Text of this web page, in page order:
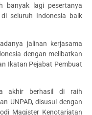
banyak lagi pesertanya
seluruh Indonesia baik
jalinan kerjasama
dengan melibatkan
Ikatan Pejabat Pembuat
akhir berhasil di raih
UNPAD, disusul dengan
Magister Kenotariatan